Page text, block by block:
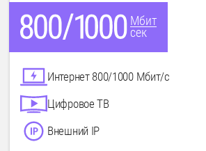
Мбит
сек
Интернет 800/1000 Мбит/с
Цифровое ТВ
Внешний IP